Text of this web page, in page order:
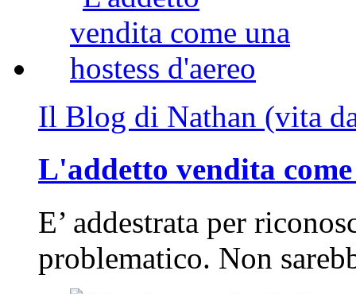
Il Blog di Nathan (vita
L'addetto vendita
E’ addestrata per
problematico. Non